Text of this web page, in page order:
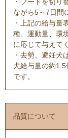
・フードを切り
ながら5～7日間
・上記の給与量
種、運動量、環
に応じて与えて
・去勢、避妊犬
犬給与量の約
です。
品質について